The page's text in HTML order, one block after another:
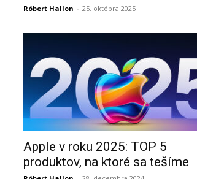
Róbert Hallon - 25. októbra 2025
Apple v roku 2025: TOP 5
produktov, na ktoré sa tešíme